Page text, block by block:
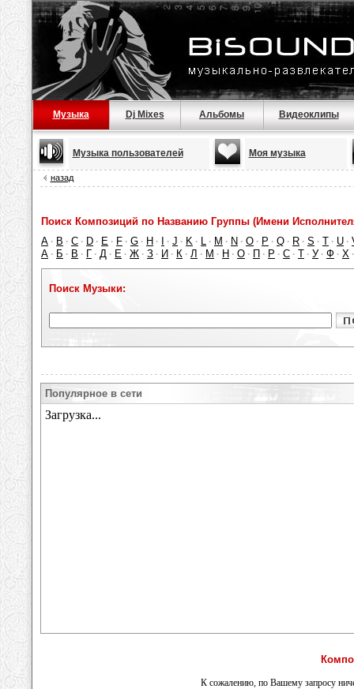
Музыка Dj Mixes Альбомы Видеоклипы
Музыка пользователей Моя музыка
назад
Поиск Композиций по Названию Группы (Имени
A · B · C · D · E · F · G · H · · J · K · L · M · N · O · P · Q · R · S · T · U ·
А · Б · В · Г · Д · Е · Ж · З · И · К · Л · М · Н · О · П · Р · С · Т · У · Ф · Х
Поиск Музыки:
Популярное в сети
К сожалению, по Вашему запросу